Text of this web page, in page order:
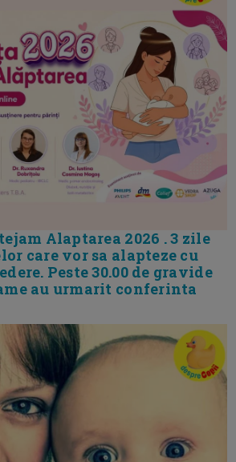
Alaptarea 2026 . 3 zile
care vor sa alapteze cu
Peste 30.00 de gravide
au urmarit conferinta